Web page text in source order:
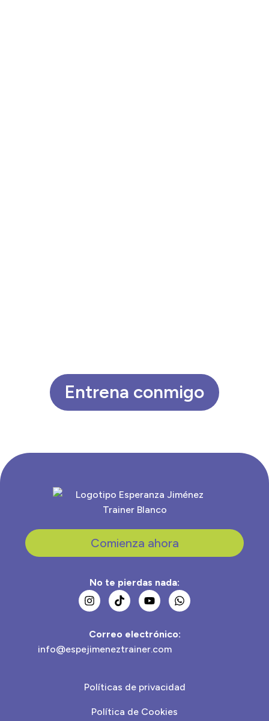
Entrena conmigo
Comienza ahora
No te pierdas nada:
Correo electrónico:
info@espejimeneztrainer.com
Políticas de privacidad
Política de Cookies